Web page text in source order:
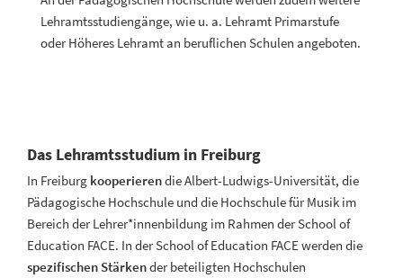
Lehramtsstudiengänge, wie u. a. Lehramt Primarstufe
oder Höheres Lehramt an beruflichen Schulen angeboten.
Das Lehramtsstudium in Freiburg
In Freiburg kooperierendie Albert-Ludwigs-Universität, die
Pädagogische Hochschule und die Hochschule für Musik im
Bereich der Lehrer*innenbildung im Rahmen der School of
Education FACE. In der School of Education FACE werden die
spezifischen Stärkender beteiligten Hochschulen